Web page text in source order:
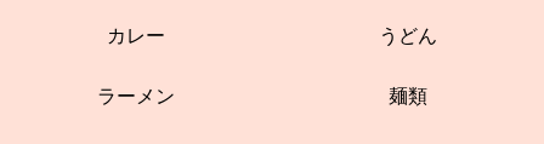
カレー うどん
ラーメン 麺類